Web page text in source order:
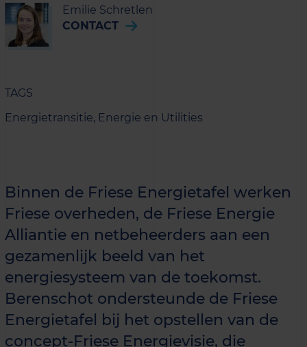
Emilie Schretlen
CONTACT
TAGS
Energietransitie, Energie en Utilities
Binnen de Friese Energietafel werken
Friese overheden, de Friese Energie
Alliantie en netbeheerders aan een
gezamenlijk beeld van het
energiesysteem van de toekomst.
Berenschot ondersteunde de Friese
Energietafel bij het opstellen van de
concept-Friese Energievisie, die